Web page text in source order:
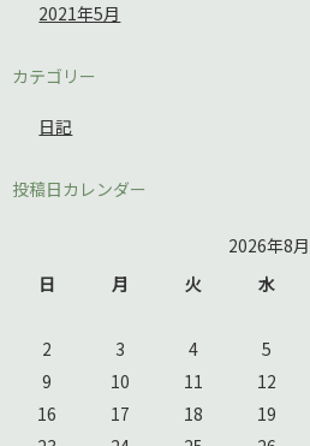
2021年5月
カテゴリー
日記
投稿日カレンダー
2026年8月
日
月 火 水
2
3 4 5
9
10 11 12
16
17 18 19